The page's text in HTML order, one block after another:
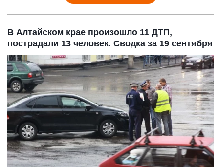
В Алтайском крае произошло 11 ДТП,
пострадали 13 человек. Сводка за 19 сентября